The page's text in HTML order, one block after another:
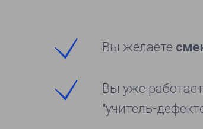
Вы желаете
Вы уже
"учитель-